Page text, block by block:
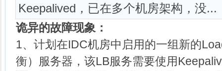
Keepalived，已在多个机房架构，没...
诡异的故障现象：
1、计划在IDC机房中启用的一组新的
衡）服务器，该LB服务需要使用